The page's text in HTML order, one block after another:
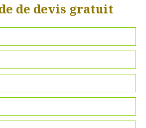
de devis gratuit